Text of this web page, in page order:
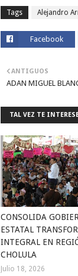
Tags Alejandro
Facebook
ANTIGUOS
ADAN MIGUEL
TAL VEZ TE
CONSOLIDA
ESTATAL
INTEGRAL EN
CHOLULA
Julio 18, 2026